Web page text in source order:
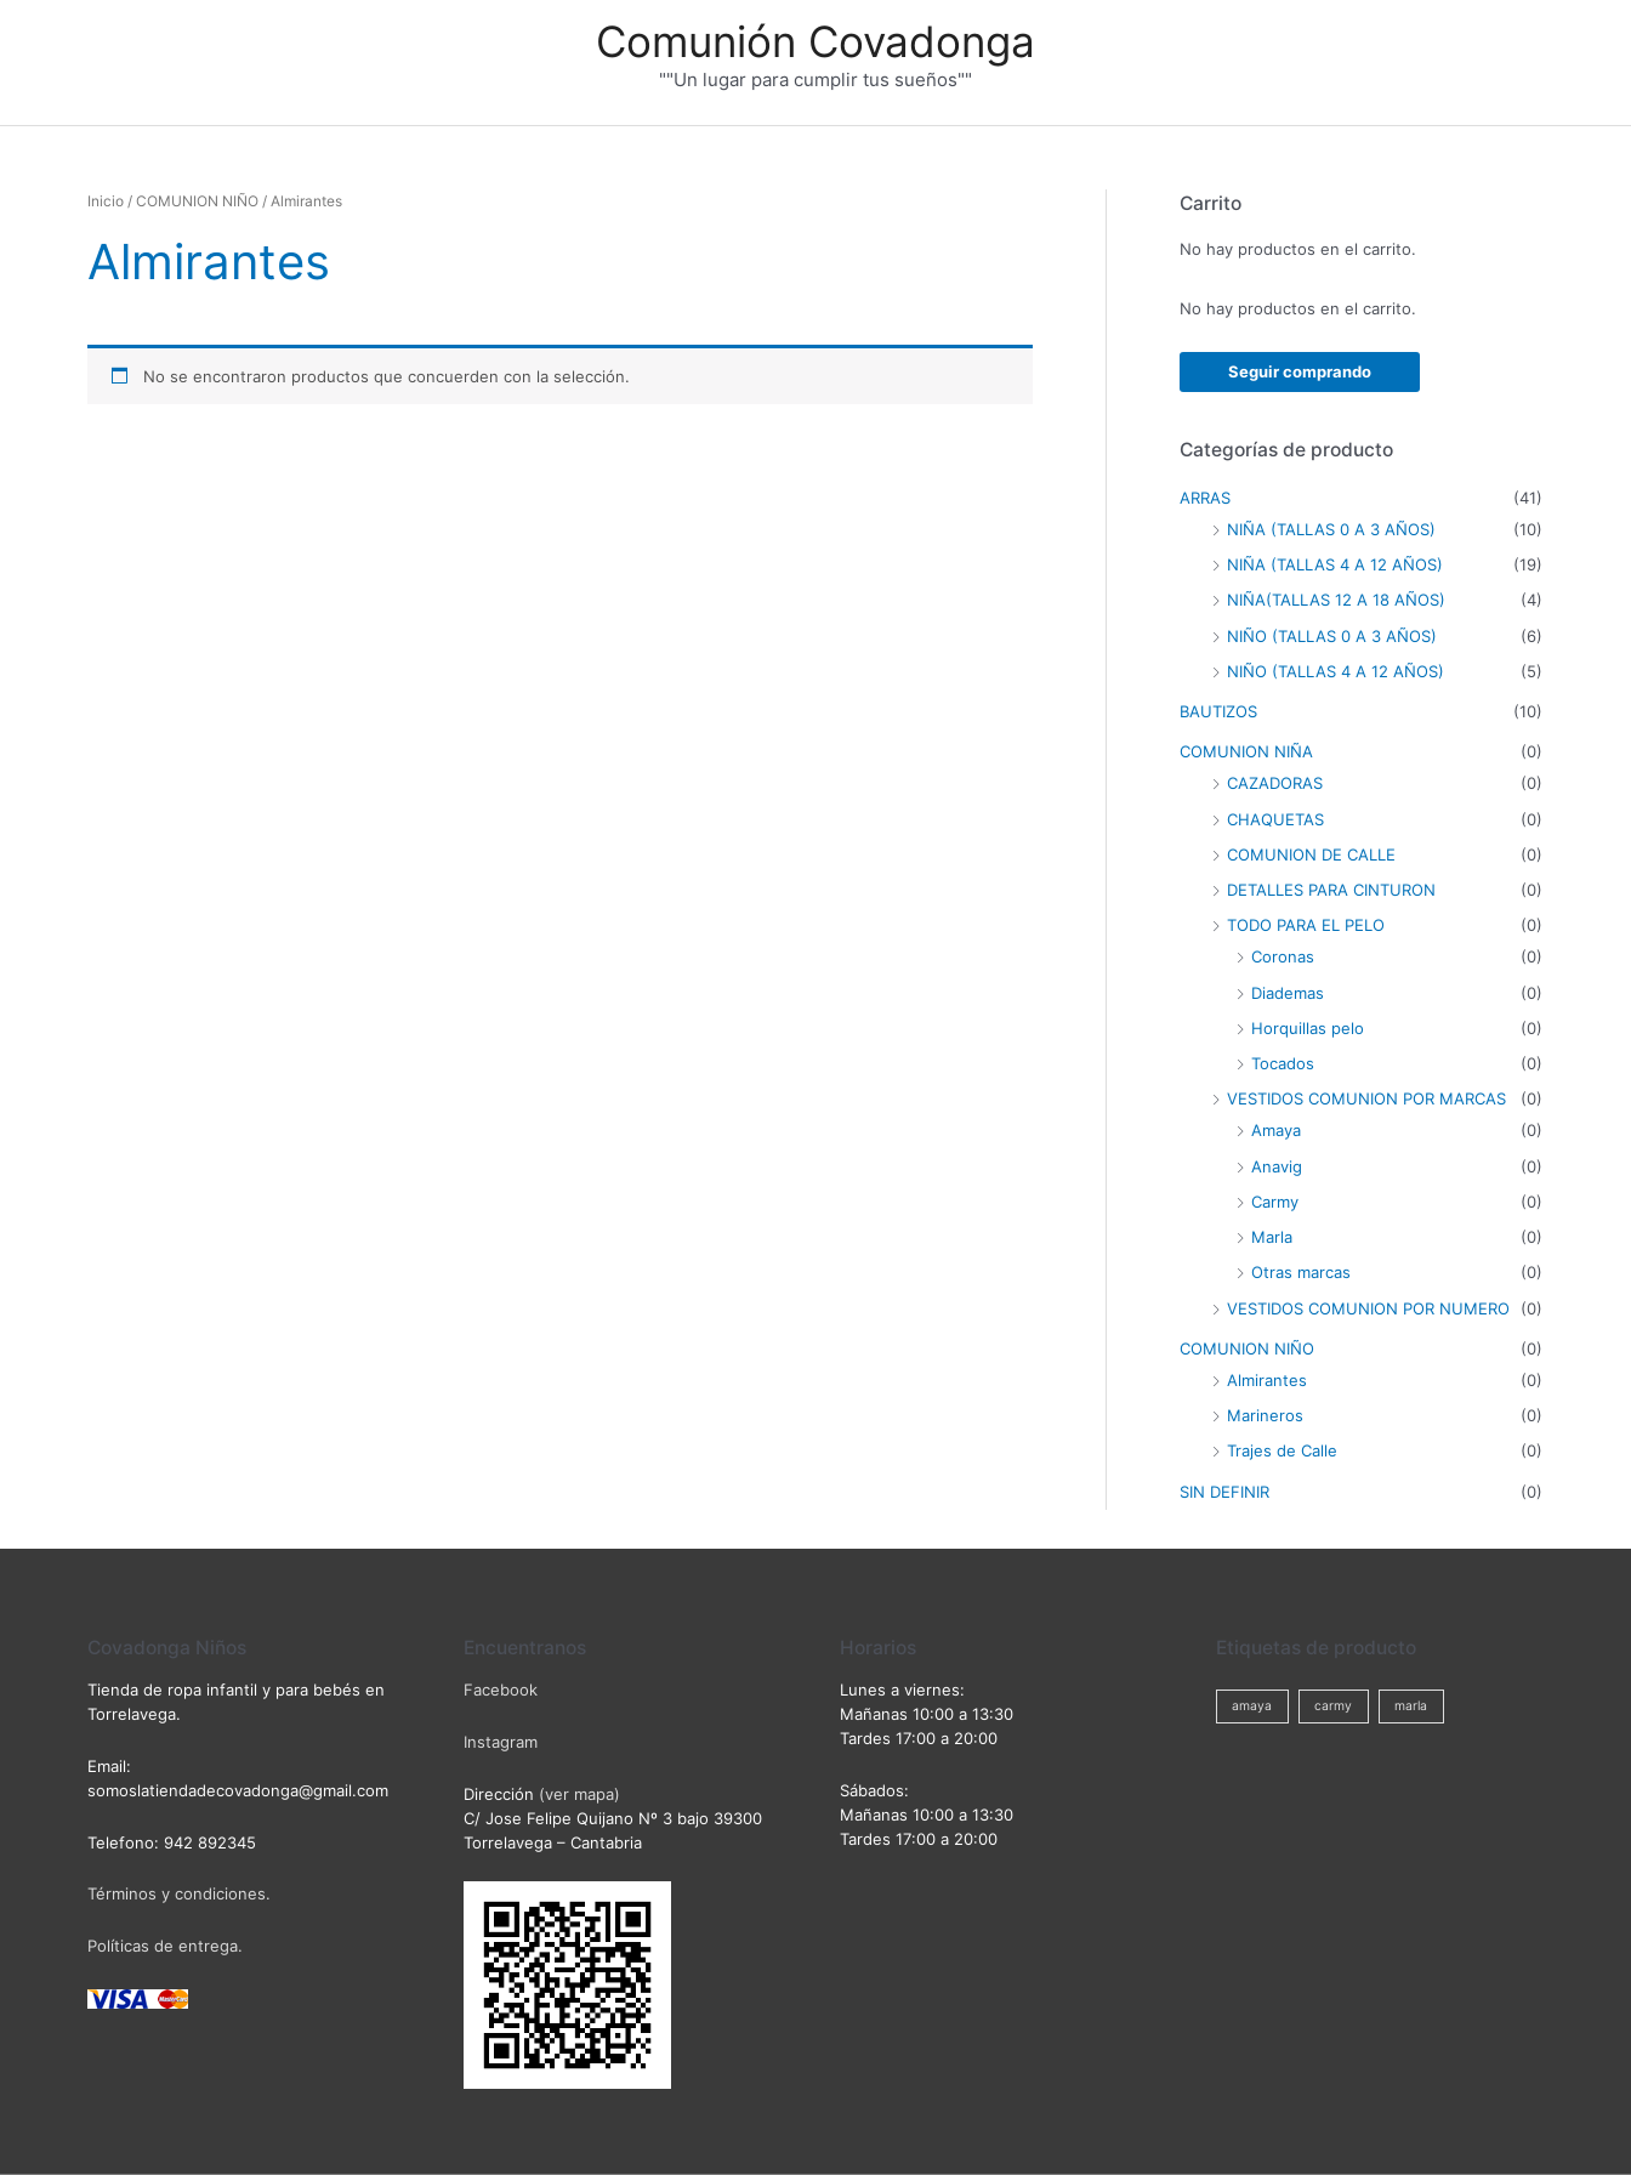
Comunión Covadonga
""Un lugar para cumplir tus sueños""
Inicio / COMUNION NIÑO / Almirantes
Almirantes
No se encontraron productos que concuerden con la selección.
Carrito
No hay productos en el carrito.
No hay productos en el carrito.
Seguir comprando
Categorías de producto
ARRAS
(41)
NIÑA (TALLAS 0 A 3 AÑOS)
(10)
NIÑA (TALLAS 4 A 12 AÑOS)
(19)
NIÑA(TALLAS 12 A 18 AÑOS)
(4)
NIÑO (TALLAS 0 A 3 AÑOS)
(6)
NIÑO (TALLAS 4 A 12 AÑOS)
(5)
BAUTIZOS (10)
COMUNION NIÑA
(0)
CAZADORAS
(0)
CHAQUETAS
(0)
COMUNION DE CALLE
(0)
DETALLES PARA CINTURON
(0)
TODO PARA EL PELO
(0)
Coronas
(0)
Diademas
(0)
Horquillas pelo
(0)
Tocados
(0)
VESTIDOS COMUNION POR MARCAS
(0)
Amaya
(0)
Anavig
(0)
Carmy
(0)
Marla
(0)
Otras marcas
(0)
VESTIDOS COMUNION POR NUMERO
(0)
COMUNION NIÑO
(0)
Almirantes
(0)
Marineros
(0)
Trajes de Calle
(0)
SIN DEFINIR (0)
Covadonga Niños
Tienda de ropa infantil y para bebés en
Torrelavega.
Email:
somoslatiendadecovadonga@gmail.com
Telefono: 942 892345
Términos y condiciones.
Políticas de entrega.
Encuentranos
Facebook
Instagram
Dirección (ver mapa)
C/ Jose Felipe Quijano Nº 3 bajo 39300
Torrelavega – Cantabria
Horarios
Lunes a viernes:
Mañanas 10:00 a 13:30
Tardes 17:00 a 20:00
Sábados:
Mañanas 10:00 a 13:30
Tardes 17:00 a 20:00
Etiquetas de producto
amaya carmy marla